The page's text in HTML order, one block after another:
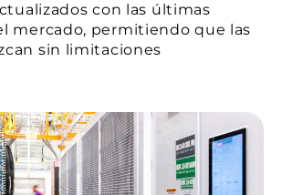
con las últimas
mercado, permitiendo que las
sin limitaciones